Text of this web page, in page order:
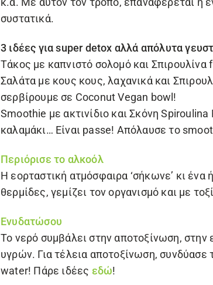
συστατικά.
3 ιδέες για super detox αλλά απόλυτα
Tάκος με καπνιστό σολομό και Σπιρουλίνα
Σαλάτα με κους κους, λαχανικά και
σερβίρουμε σε Coconut Vegan bowl !
Smoothie με ακτινίδιο καιΣκόνη Spiroulina
καλαμάκι… Είναι passe! Απόλαυσε το
Περιόρισε το αλκοόλ
Η εορταστική ατμόσφαιρα ‘σήκωνε’ κι
θερμίδες, γεμίζει τον οργανισμό και με
Ενυδατώσου
Το νερό συμβάλει στην αποτοξίνωση, στην
υγρών. Για τέλεια αποτοξίνωση,
water! Πάρε ιδέες εδώ!